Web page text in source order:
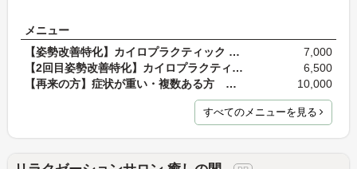
メニュー
【姿勢改善特化】カイロプラクティック 60分
7,000
【2回目姿勢改善特化】カイロプラクティック 60分 通…
6,500
【再来の方】症状が重い・複数ある方 全身＋特化調…
10,000
すべてのメニューを見る